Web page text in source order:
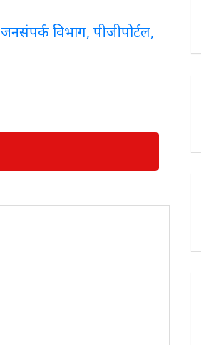
जनसंपर्क विभाग, पीजीपोर्टल,